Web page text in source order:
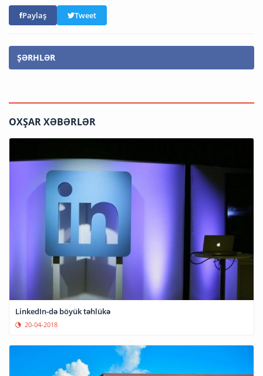
Paylaş Tweet
ŞƏRHLƏR
OXŞAR XƏBƏRLƏR
LinkedIn-də böyük təhlükə
20-04-2018